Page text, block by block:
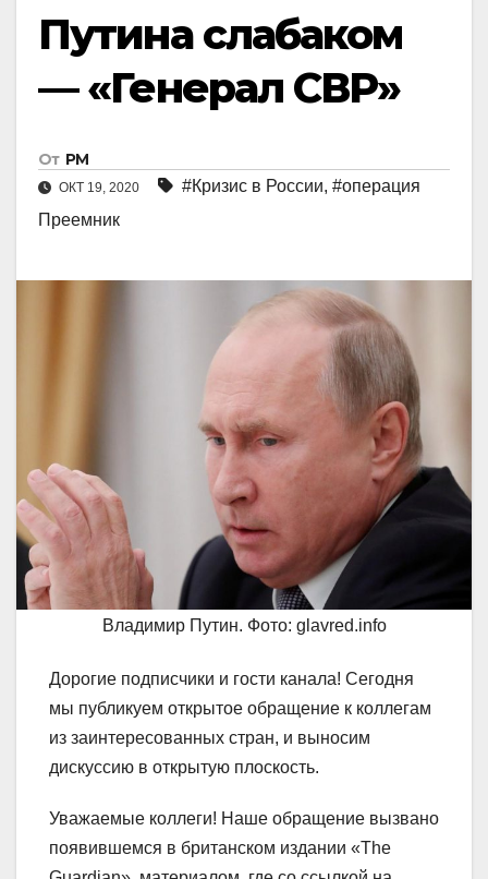
Путина слабаком
— «Генерал СВР»
От РМ
ОКТ 19, 2020 #Кризис в России, #операция
Преемник
Владимир Путин. Фото: glavred.info
Дорогие подписчики и гости канала! Сегодня
мы публикуем открытое обращение к коллегам
из заинтересованных стран, и выносим
дискуссию в открытую плоскость.
Уважаемые коллеги! Наше обращение вызвано
появившемся в британском издании «The